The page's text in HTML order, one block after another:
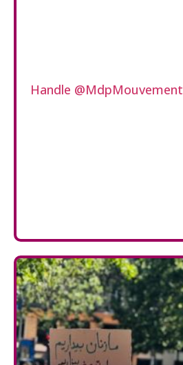
Handle @MdpMouvement